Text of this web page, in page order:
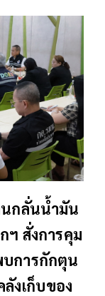
นกลั่นน้ำมัน
ฯ สั่งการคุม
บการกักตุน
งเก็บของ